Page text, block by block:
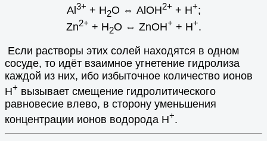
Al3+ + H2O ⇔ AlOH2+ + H+;
Zn2+ + H2O ⇔ ZnOH+ + H+.
Если растворы этих солей находятся в одном
сосуде, то идёт взаимное угнетение гидролиза
каждой из них, ибо избыточное количество ионов
Н+ вызывает смещение гидролитического
равновесие влево, в сторону уменьшения
концентрации ионов водорода Н+.